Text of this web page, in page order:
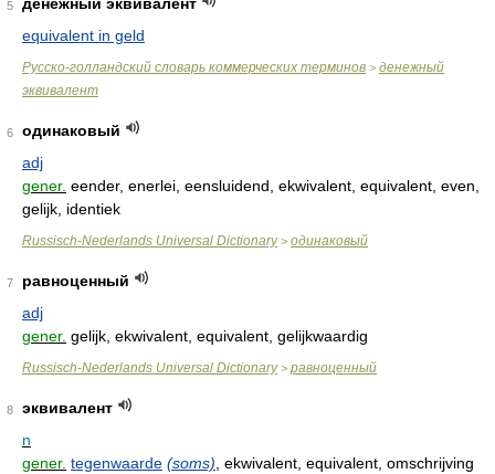
5
equivalent in geld
Русско-голландский словарь коммерческих терминов > денежный
эквивалент
6
одинаковый
adj
gener. eender, enerlei, eensluidend, ekwivalent, equivalent, even,
gelijk, identiek
Russisch-Nederlands Universal Dictionary> одинаковый
7
равноценный
adj
gener. gelijk, ekwivalent, equivalent, gelijkwaardig
Russisch-Nederlands Universal Dictionary> равноценный
8
эквивалент
n
gener. tegenwaarde (soms) , ekwivalent, equivalent, omschrijving